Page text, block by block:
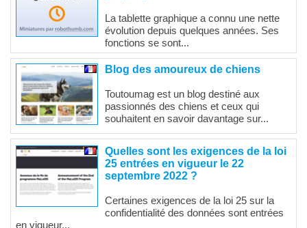
La tablette graphique a connu une nette
évolution depuis quelques années. Ses
fonctions se sont...
Blog des amoureux de chiens
Toutoumag est un blog destiné aux
passionnés des chiens et ceux qui
souhaitent en savoir davantage sur...
Quelles sont les exigences de la loi
25 entrées en vigueur le 22
septembre 2022 ?
Certaines exigences de la loi 25 sur la
confidentialité des données sont entrées
en vigueur...